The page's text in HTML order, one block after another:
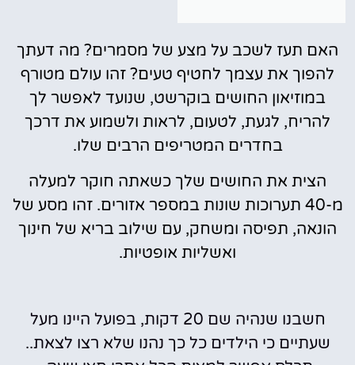
האם תעז לשכב על מצע של מסמרים? מה דעתך
להפוך את עצמך לחטיף טעים? זהו עולם מטורף
במוזיאון החושים בוקרשט, שנועד לאפשר לך
להריח, לגעת, לטעום, לראות ולשמוע את דרכך
בחדרים המטריפים הרבים שלו.
הצית את החושים שלך כשאתה חוקר למעלה
מ-40 תערוכות שונות במספר אזורים. זהו מסע של
הונאה, תפיסה ומשחק, עם שילוב בריא של חינוך
ואשליות אופטיות.
חשבנו שנהיה שם 20 דקות, בפועל היינו מעל
שעתיים כי הילדים כל כך נהנו שלא רצו לצאת..